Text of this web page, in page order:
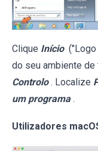
Clique Início
do seu ambiente de
Controlo . Localize
um programa .
Utilizadores